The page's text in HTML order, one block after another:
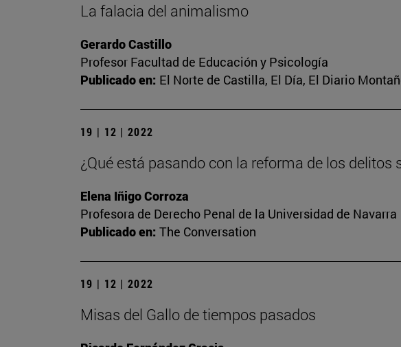
La falacia del animalismo
Gerardo Castillo
Profesor Facultad de Educación y Psicología
Publicado en: El Norte de Castilla, El Día, El Diario
19 | 12 | 2022
¿Qué está pasando con la reforma de los delitos
Elena Iñigo Corroza
Profesora de Derecho Penal de la Universidad de Navarra
Publicado en: The Conversation
19 | 12 | 2022
Misas del Gallo de tiempos pasados